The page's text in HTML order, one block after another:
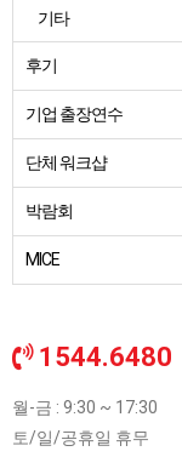
기타
후기
기업 출장연수
단체 워크샵
박람회
MICE
1544.6480
월-금 : 9:30 ~ 17:30
토/일/공휴일 휴무